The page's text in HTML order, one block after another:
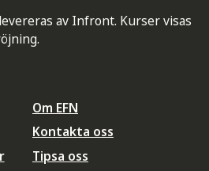
av Infront. Kurser visas
Om EFN
Kontakta oss
Tipsa oss